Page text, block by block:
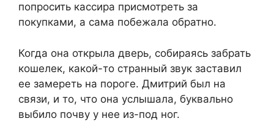
попросить кассира присмотреть за
покупками, а сама побежала обратно.
Когда она открыла дверь, собираясь забрать
кошелек, какой-то странный звук заставил
ее замереть на пороге. Дмитрий был на
связи, и то, что она услышала, буквально
выбило почву у нее из-под ног.